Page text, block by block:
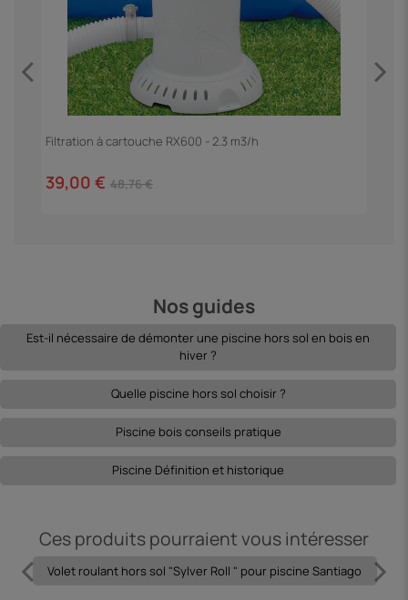
Filtration à cartouche RX600 - 2.3 m3/h
39,00 € 48,76 €
Nos guides
Est-il nécessaire de démonter une piscine hors sol en bois en
hiver ?
Quelle piscine hors sol choisir ?
Piscine bois conseils pratique
Piscine Définition et historique
Ces produits pourraient vous intéresser
Volet roulant hors sol "Sylver Roll " pour piscine Santiago